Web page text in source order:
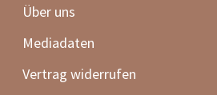
Über uns
Mediadaten
Vertrag widerrufen